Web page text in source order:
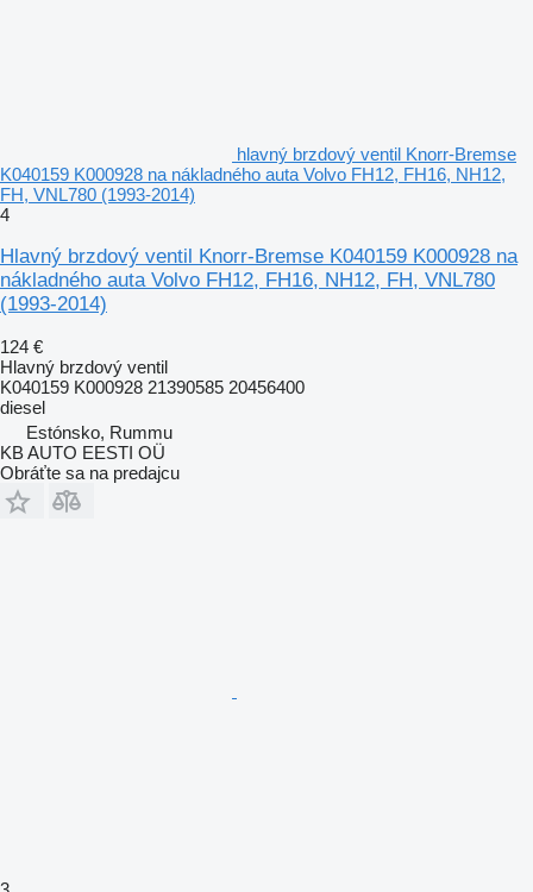
hlavný brzdový ventil Knorr-Bremse
K040159 K000928 na nákladného auta Volvo FH12, FH16, NH12,
FH, VNL780 (1993-2014)
4
Hlavný brzdový ventil Knorr-Bremse K040159 K000928 na
nákladného auta Volvo FH12, FH16, NH12, FH, VNL780
(1993-2014)
124 €
Hlavný brzdový ventil
K040159 K000928 21390585 20456400
diesel
Estónsko, Rummu
KB AUTO EESTI OÜ
Obráťte sa na predajcu